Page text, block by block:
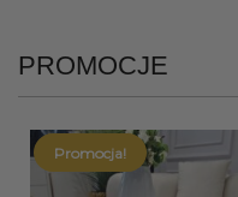
PROMOCJE
Promocja!